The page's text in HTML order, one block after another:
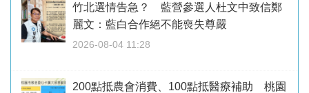
竹北選情告急？ 藍營參選人杜文中致信鄭
麗文：藍白合作絕不能喪失尊嚴
2026-08-04 11:28
200點抵農會消費、100點抵醫療補助 桃園